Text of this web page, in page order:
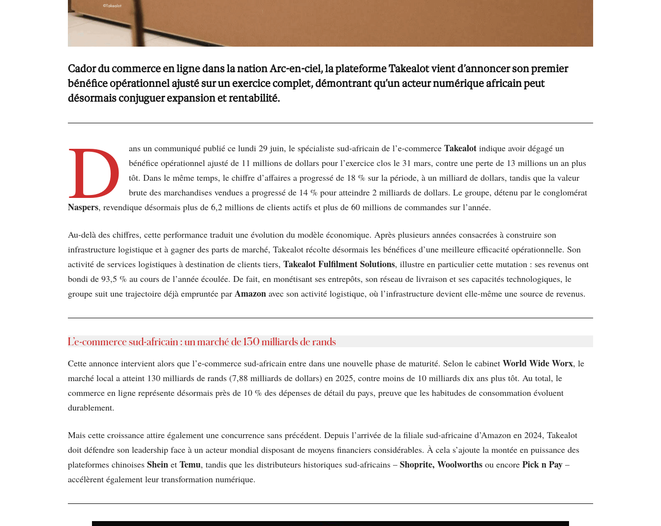
Cador du commerce en ligne dans la nation Arc-en-ciel, la plateforme Takealot vient d’annoncer son premier
bénéfice opérationnel ajusté sur un exercice complet, démontrant qu’un acteur numérique africain peut
désormais conjuguer expansion et rentabilité.
D ans un communiqué publié ce lundi 29 juin, le spécialiste sud-africain de l’e-commerceTakealot indique avoir dégagé un
bénéfice opérationnel ajusté de 11 millions de dollars pour l’exercice clos le 31 mars, contre une perte de 13 millions un an plus
tôt. Dans le même temps, le chiffre d’affaires a progressé de 18 % sur la période, à un milliard de dollars, tandis que la valeur
brute des marchandises vendues a progressé de 14 % pour atteindre 2 milliards de dollars. Le groupe, détenu par le conglomérat
Naspers, revendique désormais plus de 6,2 millions de clients actifs et plus de 60 millions de commandes sur l’année.
Au-delà des chiffres, cette performance traduit une évolution du modèle économique. Après plusieurs années consacrées à construire son
infrastructure logistique et à gagner des parts de marché, Takealot récolte désormais les bénéfices d’une meilleure efficacité opérationnelle. Son
activité de services logistiques à destination de clients tiers, Takealot Fulfilment Solutions, illustre en particulier cette mutation : ses revenus ont
bondi de 93,5 % au cours de l’année écoulée. De fait, en monétisant ses entrepôts, son réseau de livraison et ses capacités technologiques, le
groupe suit une trajectoire déjà empruntée par Amazon avec son activité logistique, où l’infrastructure devient elle-même une source de revenus.
L’e-commerce sud-africain : un marché de 130 milliards de rands
Cette annonce intervient alors que l’e-commerce sud-africain entre dans une nouvelle phase de maturité. Selon le cabinet World Wide Worx, le
marché local a atteint 130 milliards de rands (7,88 milliards de dollars) en 2025, contre moins de 10 milliards dix ans plus tôt. Au total, le
commerce en ligne représente désormais près de 10 % des dépenses de détail du pays, preuve que les habitudes de consommation évoluent
durablement.
Mais cette croissance attire également une concurrence sans précédent. Depuis l’arrivée de la filiale sud-africaine d’Amazon en 2024, Takealot
doit défendre son leadership face à un acteur mondial disposant de moyens financiers considérables. À cela s’ajoute la montée en puissance des
plateformes chinoises Shein et Temu, tandis que les distributeurs historiques sud-africains – Shoprite, Woolworths ou encore Pick n Pay –
accélèrent également leur transformation numérique.